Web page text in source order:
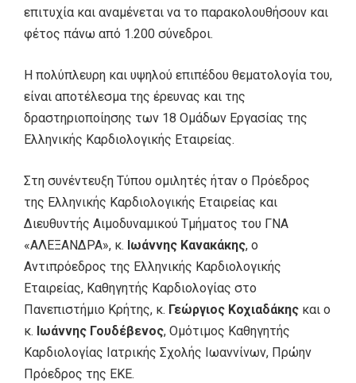
επιτυχία και αναμένεται να το παρακολουθήσουν και
φέτος πάνω από 1.200 σύνεδροι.
Η πολύπλευρη και υψηλού επιπέδου θεματολογία του,
είναι αποτέλεσμα της έρευνας και της
δραστηριοποίησης των 18 Ομάδων Εργασίας της
Ελληνικής Καρδιολογικής Εταιρείας.
Στη συνέντευξη Τύπου ομιλητές ήταν ο Πρόεδρος
της Ελληνικής Καρδιολογικής Εταιρείας και
Διευθυντής Αιμοδυναμικού Τμήματος του ΓΝΑ
«ΑΛΕΞΑΝΔΡΑ», κ. Ιωάννης Κανακάκης, ο
Αντιπρόεδρος της Ελληνικής Καρδιολογικής
Εταιρείας, Καθηγητής Καρδιολογίας στο
Πανεπιστήμιο Κρήτης, κ. Γεώργιος Κοχιαδάκης και ο
κ. Ιωάννης Γουδέβενος, Ομότιμος Καθηγητής
Καρδιολογίας Ιατρικής Σχολής Ιωαννίνων, Πρώην
Πρόεδρος της ΕΚΕ.